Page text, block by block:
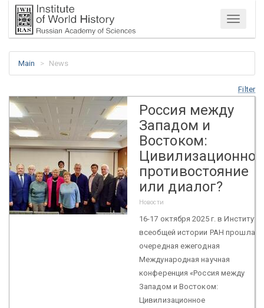
Menu
Main News
Filter
Россия между
Западом и
Востоком:
Цивилизационное
противостояние
или диалог?
Новости
16-17 октября 2025 г. в Институте
всеобщей истории РАН прошла
очередная ежегодная
Международная научная
конференция «Россия между
Западом и Востоком:
Цивилизационное